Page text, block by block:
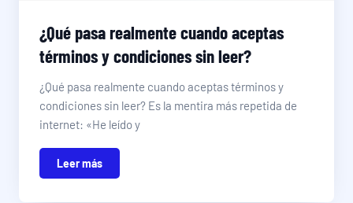
¿Qué pasa realmente cuando aceptas
términos y condiciones sin leer?
¿Qué pasa realmente cuando aceptas términos y
condiciones sin leer? Es la mentira más repetida de
internet: «He leído y
Leer más